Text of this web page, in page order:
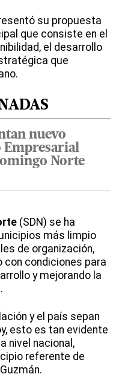
su propuesta
que consiste en el
el desarrollo
que
nuevo
Empresarial
Norte
(SDN) se ha
más limpio
de organización,
con condiciones para
y mejorando la
y el país sepan
esto es tan evidente
nivel nacional,
referente de